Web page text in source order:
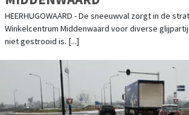
HEERHUGOWAARD - De sneeuwval zorgt in de
Winkelcentrum Middenwaard voor diverse
niet gestrooid is. [...]